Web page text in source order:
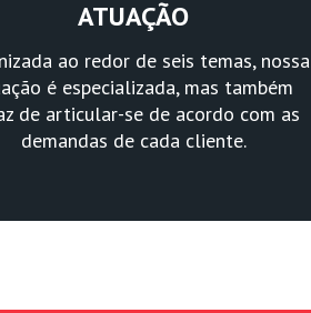
ATUAÇÃO
ao redor de seis temas, nossa
é especializada, mas também
de articular-se de acordo com as
demandas de cada cliente.